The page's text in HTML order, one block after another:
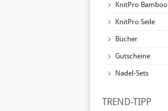
KnitPro Bamboo
KnitPro Seile
Bücher
Gutscheine
Nadel-Sets
TREND-TIPP